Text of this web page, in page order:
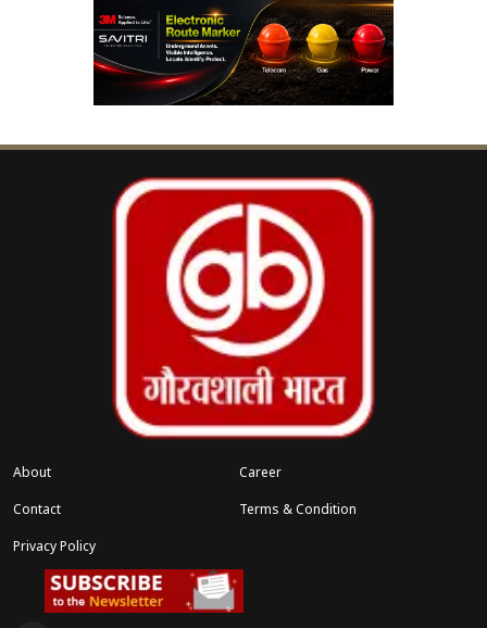
के बीच तनाव, या कोई अन्य वैश्विक कारण, सरकार ने अब
तक पेट्रोलियम उत्पादों की कीमतों को काफी हद तक
नियंत्रित रखा है। उन्होंने कहा कि यह नियंत्रण विशेषकर
केंद्र सरकार से अपील करते हुए कहा कि जनता की भलाई को
ध्यान में रखते हुए जरूरी है कि पेट्रोलियम उत्पादों और अन्य
आवश्यक वस्तुओं की कीमतों को स्थिर रखा जाए। उन्होंने
जोर देकर कहा कि महंगाई पर प्रभावी नियंत्रण ही आम
जनता को राहत दे सकता है और देश की आर्थिक स्थिरता के
लिए भी यह जरूरी है।
संबंधित खबरें
PDA में ‘पंडित’ की एंट्री, मायावती ने सपा
About
Career
Contact
Terms & Condition
Privacy Policy